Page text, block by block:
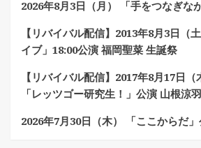
2026年8月3日（月） 「手をつなぎな
【リバイバル配信】2013年8月3日（
イブ」18:00公演 福岡聖菜 生誕祭
【リバイバル配信】2017年8月17日
「レッツゴー研究生！」公演 山根涼
2026年7月30日（木） 「ここからだ